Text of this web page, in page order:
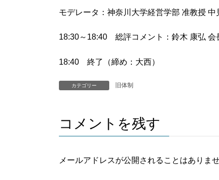
モデレータ：神奈川大学経営学部 准教授 中
18:30～18:40 総評コメント：鈴木 康弘 会
18:40 終了（締め：大西）
カテゴリー 旧体制
コメントを残す
メールアドレスが公開されることはありませ